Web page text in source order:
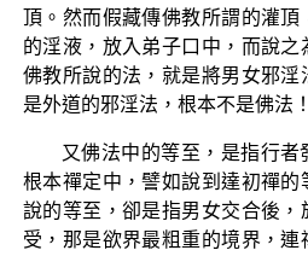
頂。然而假藏傳佛教所謂的灌
的淫液，放入弟子口中，而說
佛教所說的法，就是將男女邪
是外道的邪淫法，根本不是佛法！
又佛法中的等至，是指行
根本禪定中，譬如說到達初禪
說的等至，卻是指男女交合後，
受，那是欲界最粗重的境界，